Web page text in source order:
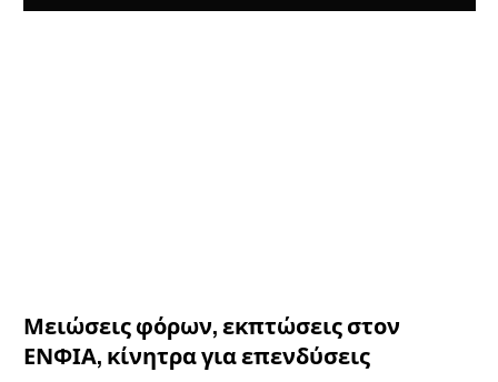
Μειώσεις φόρων, εκπτώσεις στον
ΕΝΦΙΑ, κίνητρα για επενδύσεις